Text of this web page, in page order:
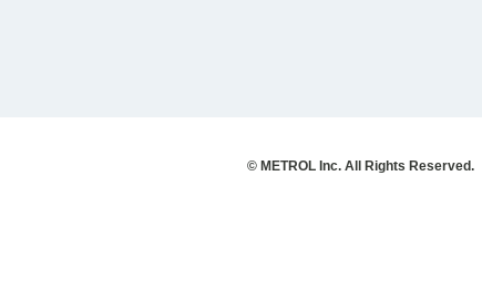
© METROL Inc. All Rights Reserved.